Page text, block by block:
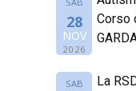
28
NOV
2026
Corso
SAB
La